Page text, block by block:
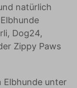
natürlich
Dog24,
Zippy Paws
Elbhunde unter